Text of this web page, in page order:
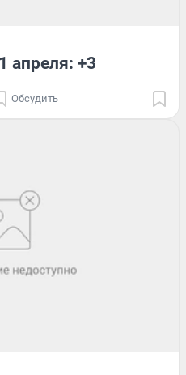
апреля: +3
Обсудить